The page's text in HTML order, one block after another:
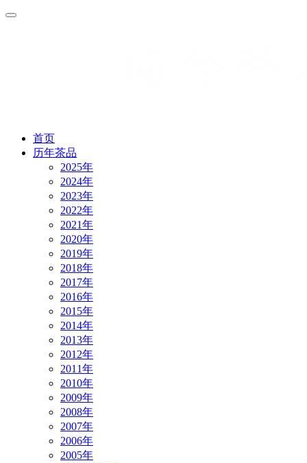
首页
历年茶品
2025年
2024年
2023年
2022年
2021年
2020年
2019年
2018年
2017年
2016年
2015年
2014年
2013年
2012年
2011年
2010年
2009年
2008年
2007年
2006年
2005年